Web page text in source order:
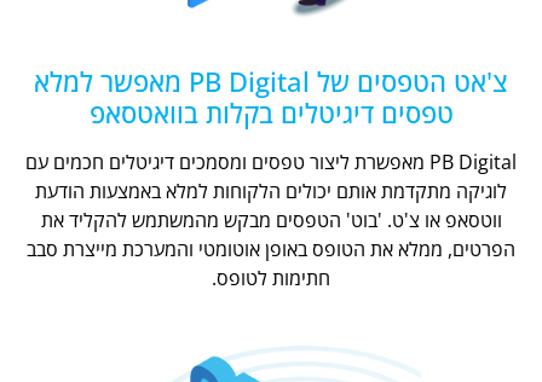
צ'אט הטפסים של PB Digital מאפשר למלא
טפסים דיגיטלים בקלות בוואטסאפ
PB Digital מאפשרת ליצור טפסים ומסמכים דיגיטלים חכמים עם
לוגיקה מתקדמת אותם יכולים הלקוחות למלא באמצעות הודעת
ווטסאפ או צ'ט. 'בוט' הטפסים מבקש מהמשתמש להקליד את
הפרטים, ממלא את הטופס באופן אוטומטי והמערכת מייצרת סבב
חתימות לטופס.